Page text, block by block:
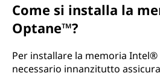
Come si installa la
Optane™?
Per installare la memoria
necessario innanzitutto